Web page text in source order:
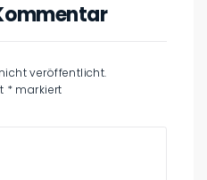
veröffentlicht.
* markiert